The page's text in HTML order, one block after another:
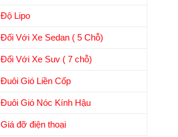
Độ Lipo
Đối Với Xe Sedan ( 5 Chỗ)
Đối Với Xe Suv ( 7 chỗ)
Đuôi Gió Liền Cốp
Đuôi Gió Nóc Kính Hậu
Giá đỡ điện thoại